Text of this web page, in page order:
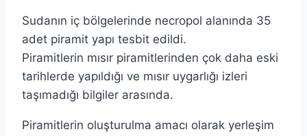
Sudanın iç bölgelerinde necropol alanında 35
adet piramit yapı tesbit edildi.
Piramitlerin mısır piramitlerinden çok daha eski
tarihlerde yapıldığı ve mısır uygarlığı izleri
taşımadığı bilgiler arasında.
Piramitlerin oluşturulma amacı olarak yerleşim